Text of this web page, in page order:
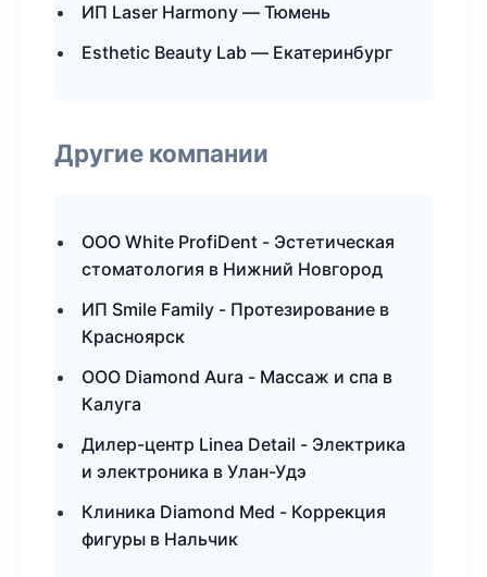
ИП Laser Harmony — Тюмень
Esthetic Beauty Lab — Екатеринбург
Другие компании
ООО White ProfiDent - Эстетическая
стоматология в Нижний Новгород
ИП Smile Family - Протезирование в
Красноярск
ООО Diamond Aura - Массаж и спа в
Калуга
Дилер-центр Linea Detail - Электрика
и электроника в Улан-Удэ
Клиника Diamond Med - Коррекция
фигуры в Нальчик